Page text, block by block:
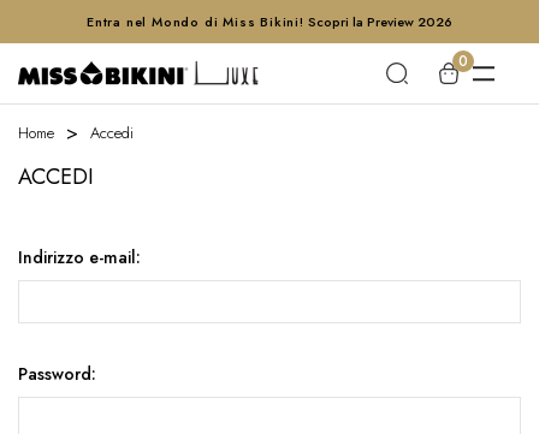
Entra nel Mondo di Miss Bikini! Scopri la Preview 2026
0
Home Accedi
ACCEDI
Indirizzo e-mail:
Password: